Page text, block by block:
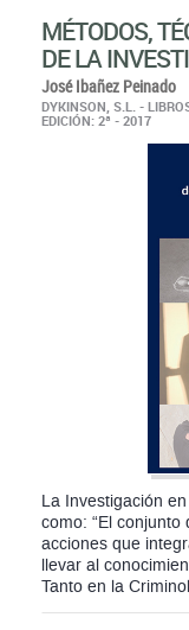
MÉTODOS,
DE LA
José Ibañez Peinado
DYKINSON, S.L. - LIBROS
EDICIÓN: 2ª - 2017
como: “El
acciones que
llevar al
Tanto en la